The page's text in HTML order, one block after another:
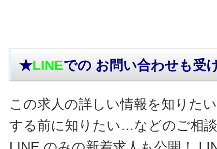
★LINEでの お問い合わせも受
この求人の詳しい情報を知りた
する前に知りたい…などのご相